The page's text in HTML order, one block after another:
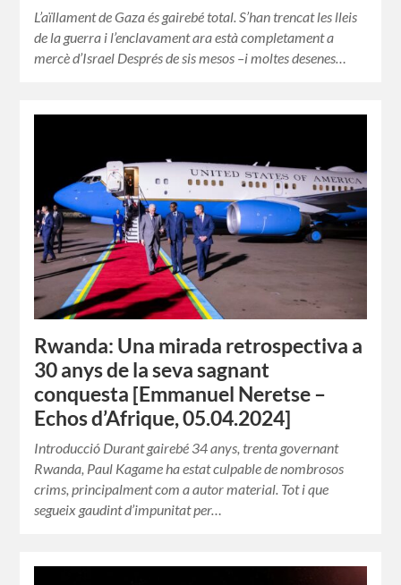
L’aïllament de Gaza és gairebé total. S’han trencat les lleis
de la guerra i l’enclavament ara està completament a
mercè d’Israel Després de sis mesos –i moltes desenes…
Rwanda: Una mirada retrospectiva a
30 anys de la seva sagnant
conquesta [Emmanuel Neretse –
Echos d’Afrique, 05.04.2024]
Introducció Durant gairebé 34 anys, trenta governant
Rwanda, Paul Kagame ha estat culpable de nombrosos
crims, principalment com a autor material. Tot i que
segueix gaudint d’impunitat per…